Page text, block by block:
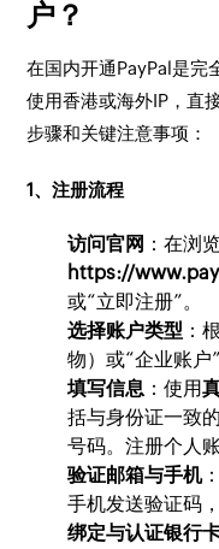
户？
在国内开通PayPal是完
使用香港或海外IP，直
步骤和关键注意事项：
1、注册流程
访问官网 ：在浏
https://
或“立即注册”。
选择账户类型 ：
物）或“企业账户
填写信息 ：使用
括与身份证一致
号码。注册个人
验证邮箱与手机
手机发送验证码
绑定与认证银行